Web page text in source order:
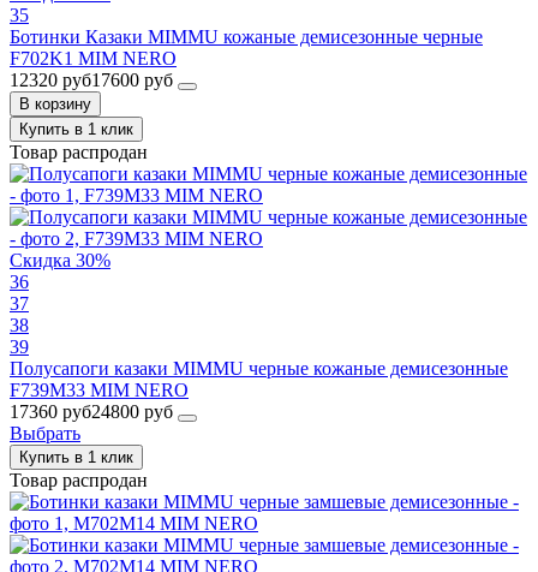
35
Ботинки Казаки MIMMU кожаные демисезонные черные
F702K1 MIM NERO
12320 руб17600 руб
В корзину
Купить в 1 клик
Товар распродан
Скидка 30%
36
37
38
39
Полусапоги казаки MIMMU черные кожаные демисезонные
F739M33 MIM NERO
17360 руб24800 руб
Выбрать
Купить в 1 клик
Товар распродан